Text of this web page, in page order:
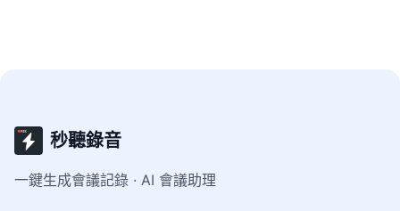
秒聽錄音
一鍵生成會議記錄 · AI 會議助理